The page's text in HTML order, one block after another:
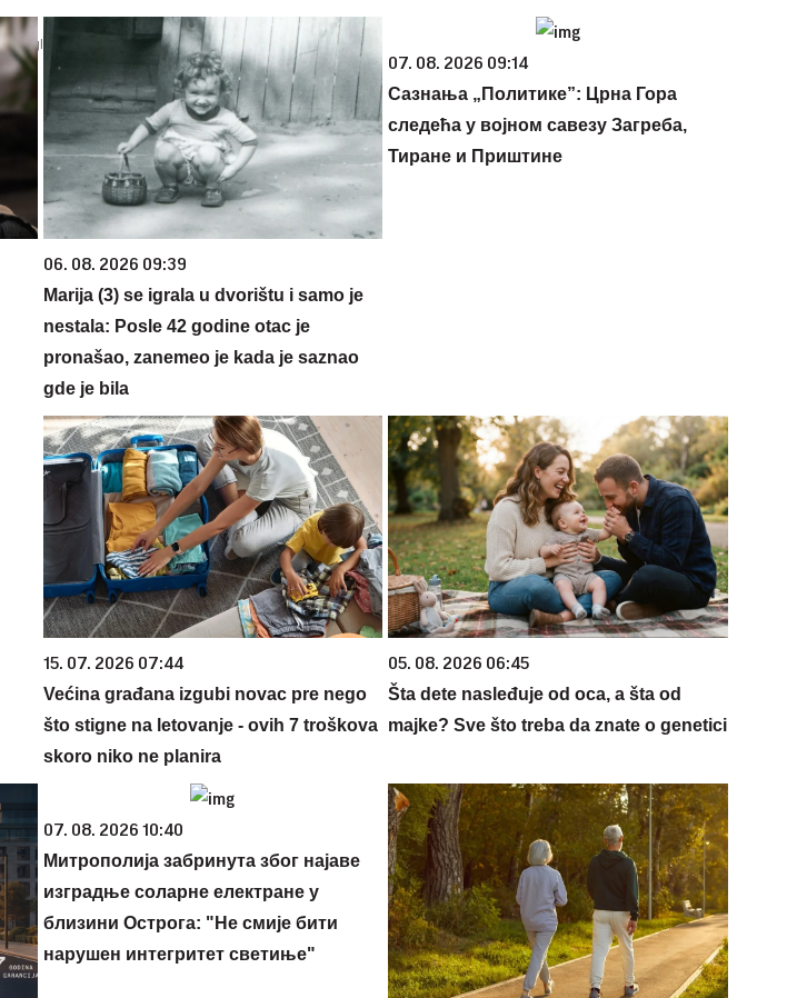
06. 08. 2026 09:39
Marija (3) se igrala u dvorištu i samo je
nestala: Posle 42 godine otac je
pronašao, zanemeo je kada je saznao
gde je bila
07. 08. 2026 09:14
Сазнања „Политике”: Црна Гора
следећа у војном савезу Загреба,
Тиране и Приштине
15. 07. 2026 07:44
Većina građana izgubi novac pre nego
što stigne na letovanje - ovih 7 troškova
skoro niko ne planira
05. 08. 2026 06:45
Šta dete nasleđuje od oca, a šta od
majke? Sve što treba da znate o genetici
07. 08. 2026 10:40
Митрополија забринута због најаве
изградње соларне електране у
близини Острога: "Не смије бити
нарушен интегритет светиње"